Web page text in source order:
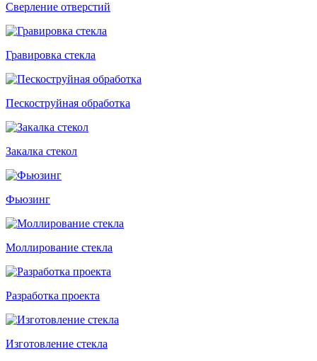
Сверление отверстий
Гравировка стекла
Пескоструйная обработка
Закалка стекол
Фьюзинг
Моллирование стекла
Разработка проекта
Изготовление стекла